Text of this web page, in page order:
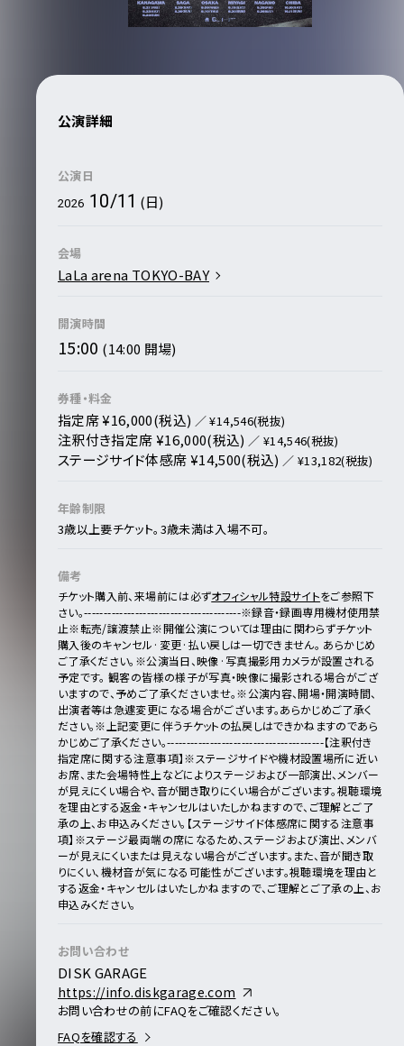
公演詳細
公演日
2026 10/11 (日)
会場
LaLa arena TOKYO-BAY
開演時間
15:00 (14:00 開場)
券種・料金
指定席 ¥16,000(税込) ／ ¥14,546(税抜)
注釈付き指定席 ¥16,000(税込) ／ ¥14,546(税抜)
ステージサイド体感席 ¥14,500(税込) ／ ¥13,182(税抜)
年齢制限
3歳以上要チケット。3歳未満は入場不可。
備考
チケット購入前、来場前には必ずオフィシャル特設サイトをご参照下
さい。----------------------------------------※録音・録画専用機材使用禁
止※転売/譲渡禁止※開催公演については理由に関わらずチケット
購入後のキャンセル·変更·払い戻しは一切できません。 あらかじめ
ご了承ください。 ※公演当日、映像·写真撮影用カメラが設置される
予定です。 観客の皆様の様子が写真・映像に撮影される場合がござ
いますので、予めご了承くださいませ。※公演内容、開場・開演時間、
出演者等は急遽変更になる場合がございます。あらかじめご了承く
ださい。※上記変更に伴うチケットの払戻しはできかねますのであら
かじめご了承ください。----------------------------------------【注釈付き
指定席に関する注意事項】※ステージサイドや機材設置場所に近い
お席、また会場特性上などによりステージおよび一部演出、メンバー
が見えにくい場合や、音が聞き取りにくい場合がございます。視聴環境
を理由とする返金・キャンセルはいたしかねますので、ご理解とご了
承の上、お申込みください。 【ステージサイド体感席に関する注意事
項】 ※ステージ最両端の席になるため、ステージおよび演出、メンバ
ーが見えにくいまたは見えない場合がございます。 また、音が聞き取
りにくい、機材音が気になる可能性がございます。視聴環境を理由と
する返金・キャンセルはいたしかねますので、ご理解とご了承の上、お
申込みください。
お問い合わせ
DISK GARAGE
https://info.diskgarage.com
お問い合わせの前にFAQをご確認ください。
FAQを確認する